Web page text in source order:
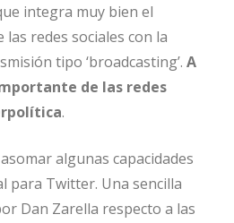
integra muy bien el
redes sociales con la
tipo ‘broadcasting’. A
de las redes
.
algunas capacidades
para Twitter. Una sencilla
Dan Zarella respecto a las